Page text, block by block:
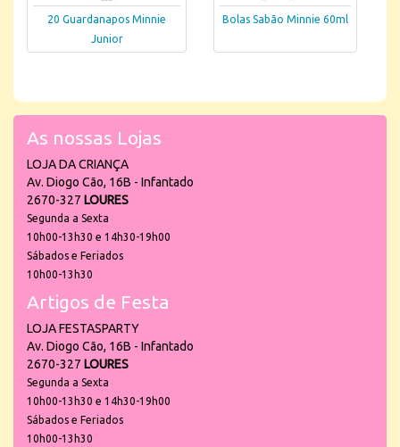
20 Guardanapos Minnie
Junior
Bolas Sabão Minnie 60ml
As nossas Lojas
LOJA DA CRIANÇA
Av. Diogo Cão, 16B - Infantado
2670-327 LOURES
Segunda a Sexta
10h00-13h30 e 14h30-19h00
Sábados e Feriados
10h00-13h30
Artigos de Festa
LOJA FESTASPARTY
Av. Diogo Cão, 16B - Infantado
2670-327 LOURES
Segunda a Sexta
10h00-13h30 e 14h30-19h00
Sábados e Feriados
10h00-13h30